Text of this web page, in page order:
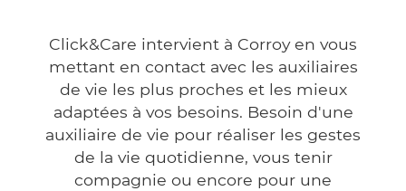
Click&Care intervient à Corroy en vous
mettant en contact avec les auxiliaires
de vie les plus proches et les mieux
adaptées à vos besoins. Besoin d'une
auxiliaire de vie pour réaliser les gestes
de la vie quotidienne, vous tenir
compagnie ou encore pour une